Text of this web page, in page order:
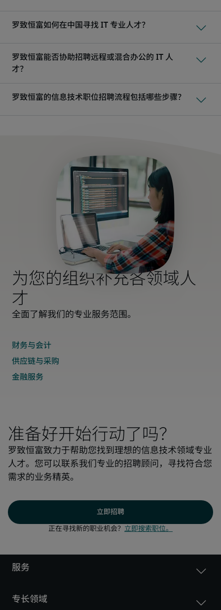
为您的组织补充各领域人
才
全面了解我们的专业服务范围。
准备好开始行动了吗？
罗致恒富致力于帮助您找到理想的信息技术领域专业
人才。您可以联系我们专业的招聘顾问，寻找符合您
需求的业务精英。
立即招聘
正在寻找新的职业机会？ 立即搜索职位。